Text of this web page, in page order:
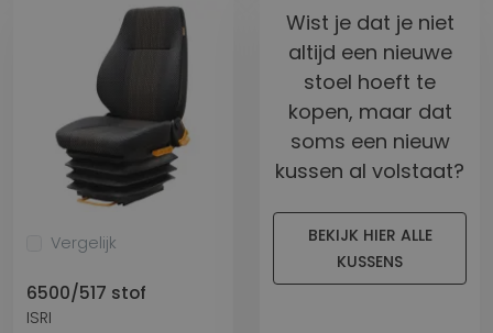
Vergelijk
6500/517 stof
ISRI
Wist je dat je niet
altijd een nieuwe
stoel hoeft te
kopen, maar dat
soms een nieuw
kussen al volstaat?
BEKIJK HIER ALLE
KUSSENS